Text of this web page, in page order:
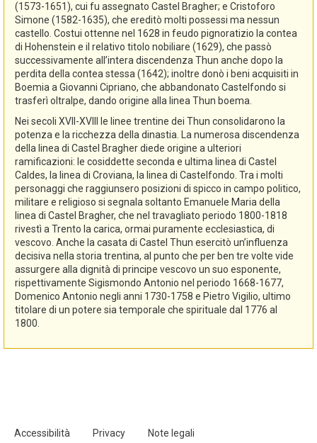
(1573-1651), cui fu assegnato Castel Bragher; e Cristoforo
Simone (1582-1635), che ereditò molti possessi ma nessun
castello. Costui ottenne nel 1628 in feudo pignoratizio la contea
di Hohenstein e il relativo titolo nobiliare (1629), che passò
successivamente all’intera discendenza Thun anche dopo la
perdita della contea stessa (1642); inoltre donò i beni acquisiti in
Boemia a Giovanni Cipriano, che abbandonato Castelfondo si
trasferì oltralpe, dando origine alla linea Thun boema.
Nei secoli XVII-XVIII le linee trentine dei Thun consolidarono la
potenza e la ricchezza della dinastia. La numerosa discendenza
della linea di Castel Bragher diede origine a ulteriori
ramificazioni: le cosiddette seconda e ultima linea di Castel
Caldes, la linea di Croviana, la linea di Castelfondo. Tra i molti
personaggi che raggiunsero posizioni di spicco in campo politico,
militare e religioso si segnala soltanto Emanuele Maria della
linea di Castel Bragher, che nel travagliato periodo 1800-1818
rivestì a Trento la carica, ormai puramente ecclesiastica, di
vescovo. Anche la casata di Castel Thun esercitò un’influenza
decisiva nella storia trentina, al punto che per ben tre volte vide
assurgere alla dignità di principe vescovo un suo esponente,
rispettivamente Sigismondo Antonio nel periodo 1668-1677,
Domenico Antonio negli anni 1730-1758 e Pietro Vigilio, ultimo
titolare di un potere sia temporale che spirituale dal 1776 al
1800.
Accessibilità Privacy Note legali